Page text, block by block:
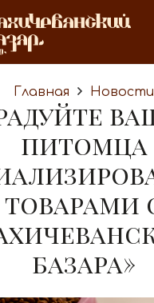
Главная Новости
питомца
товарами
базара»